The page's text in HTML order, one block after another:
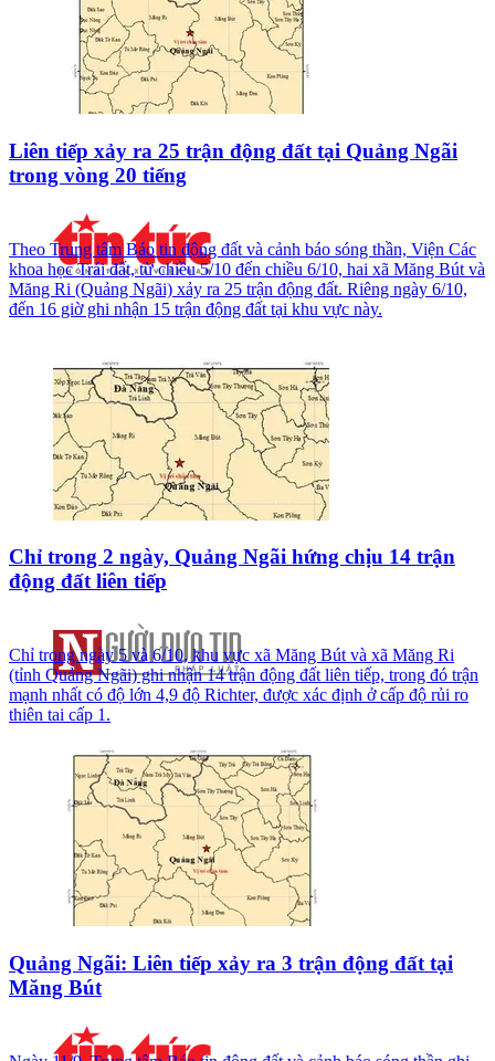
Liên tiếp xảy ra 25 trận động đất tại Quảng Ngãi
trong vòng 20 tiếng
Theo Trung tâm Báo tin động đất và cảnh báo sóng thần, Viện Các
khoa học Trái đất, từ chiều 5/10 đến chiều 6/10, hai xã Măng Bút và
Măng Ri (Quảng Ngãi) xảy ra 25 trận động đất. Riêng ngày 6/10,
đến 16 giờ ghi nhận 15 trận động đất tại khu vực này.
Chỉ trong 2 ngày, Quảng Ngãi hứng chịu 14 trận
động đất liên tiếp
Chỉ trong ngày 5 và 6/10, khu vực xã Măng Bút và xã Măng Ri
(tỉnh Quảng Ngãi) ghi nhận 14 trận động đất liên tiếp, trong đó trận
mạnh nhất có độ lớn 4,9 độ Richter, được xác định ở cấp độ rủi ro
thiên tai cấp 1.
Quảng Ngãi: Liên tiếp xảy ra 3 trận động đất tại
Măng Bút